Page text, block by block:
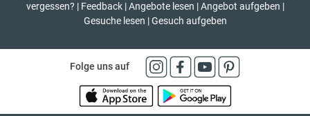
vergessen? | Feedback | Angebote lesen | Angebot aufgeben |
Gesuche lesen | Gesuch aufgeben
Folge uns auf